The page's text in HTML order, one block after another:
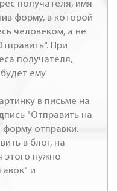
получателя, имя
форму, в которой
человеком, а не
При
получателя,
ему
в письме на
"Отправить на
форму отправки.
в блог, на
этого нужно
и